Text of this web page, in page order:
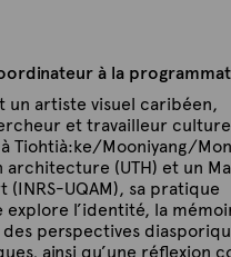
à la
un artiste visuel caribéen,
et travailleur
à Tiohtià:ke/Mooniyang/
(UTH) et un
(INRS-UQAM), sa pratique
l’identité, la
perspectives
ainsi qu’une réflexion